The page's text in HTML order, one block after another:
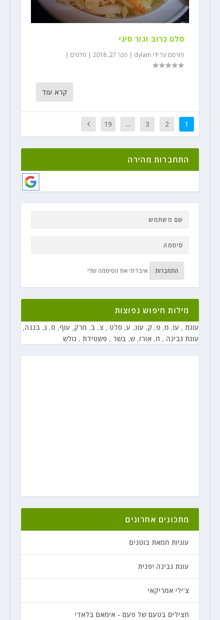
סלט כרוב וגזר סיני
פורסם על ידי dylam
| פבר 27, 2018 | סלטים |
קרא עוד
1
2
3
...
19
התחברות מהירה
התחברות איבדתי את הסיסמה שלי
מילות חיפוש נפוצות
עוגת , עו, מ, פ, ק, עוג, ע, סלט , צ, ב, מרק, עוף, ס, ג, בננה,
עוגת גבינה , ח, אורז, ש, בשר , פשטידת , גולש
מתכונים אחרונים
עוגיות חמאת בוטנים
עוגת גבינה יפנית
צ'ילי אמריקאי
חצילים בטעם של פעם - אימאם בלאדי